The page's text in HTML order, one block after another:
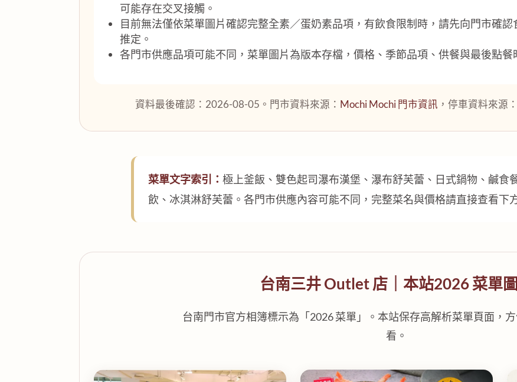
可能存在交叉接觸。
目前無法僅依菜單圖片確認完整全素／蛋奶素品項，有飲食限制時，請先向門市確
推定。
各門市供應品項可能不同，菜單圖片為版本存檔，價格、季節品項、供餐與最後點餐
資料最後確認：2026-08-05。門市資料來源： Mochi Mochi 門市資訊 ，停車資料來源
菜單文字索引： 極上釜飯、雙色起司瀑布漢堡、瀑布舒芙蕾、日式鍋物、鹹食
飲、冰淇淋舒芙蕾。各門市供應內容可能不同，完整菜名與價格請直接查看下
台南三井 Outlet 店｜本站2026 菜單
台南門市官方相簿標示為「2026 菜單」。本站保存高解析菜單頁面，
看。